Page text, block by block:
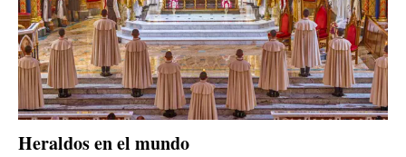
Heraldos en el mundo